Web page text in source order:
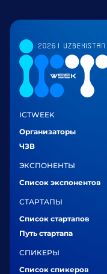
ICTWEEK
Организаторы
ЧЗВ
ЭКСПОНЕНТЫ
Список экспонентов
СТАРТАПЫ
Список стартапов
Путь стартапа
СПИКЕРЫ
Список спикеров